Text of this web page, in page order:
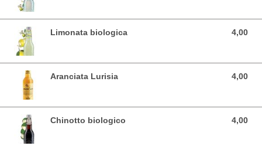
Limonata biologica 4,00
4,00 EUR
Aranciata Lurisia 4,00
4,00 EUR
Chinotto biologico 4,00
4,00 EUR